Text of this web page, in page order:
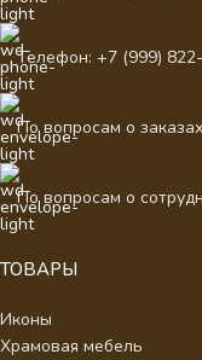
Телефон: +7 (999)
По вопросам о
По вопросам о
ТОВАРЫ
Иконы
Храмовая мебель